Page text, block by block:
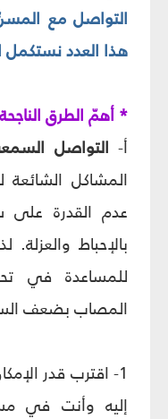
التواصل مع
هذا العدد
* أهمّ الطرق
أ- التواصل
المشاكل
عدم القدرة على
بالإحباط والعزلة.
للمساعدة في
المصاب بضعف
1- اقترب قدر
إليه وأنت في